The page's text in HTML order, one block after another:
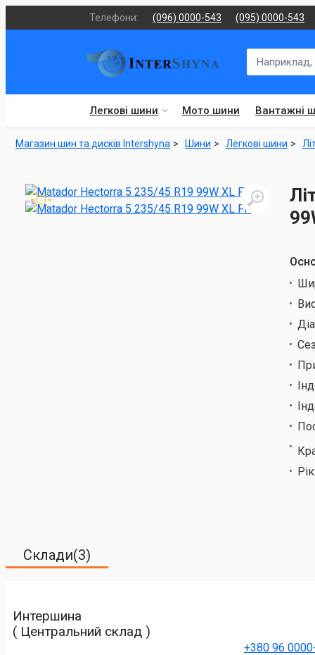
Телефони: (096) 0000-543 (095) 0000-543
Легкові шини Мото шини Вантажні
Магазин шин та дисків Intershyna Шини Легкові шини
Склади(3)
Интершина
( Центральний склад )
+380 96